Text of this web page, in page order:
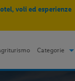
voli ed esperienze
Categorie